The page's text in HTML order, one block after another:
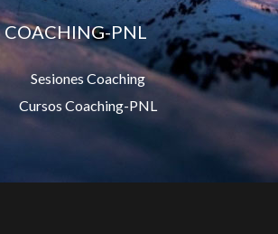
COACHING-PNL
Sesiones Coaching
Cursos Coaching-PNL